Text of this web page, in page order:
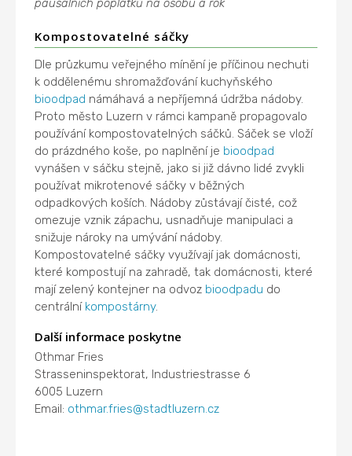
paušálních poplatků na osobu a rok
Kompostovatelné sáčky
Dle průzkumu veřejného mínění je příčinou nechuti
k oddělenému shromažďování kuchyňského
bioodpad námáhavá a nepříjemná údržba nádoby.
Proto město Luzern v rámci kampaně propagovalo
používání kompostovatelných sáčků. Sáček se vloží
do prázdného koše, po naplnění je bioodpad
vynášen v sáčku stejně, jako si již dávno lidé zvykli
používat mikrotenové sáčky v běžných
odpadkových koších. Nádoby zůstávají čisté, což
omezuje vznik zápachu, usnadňuje manipulaci a
snižuje nároky na umývání nádoby.
Kompostovatelné sáčky využívají jak domácnosti,
které kompostují na zahradě, tak domácnosti, které
mají zelený kontejner na odvoz bioodpadu do
centrální kompostárny.
Další informace poskytne
Othmar Fries
Strasseninspektorat, Industriestrasse 6
6005 Luzern
Email: othmar.fries@stadtluzern.cz